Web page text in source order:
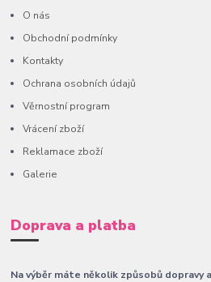
O nás
Obchodní podmínky
Kontakty
Ochrana osobních údajů
Věrnostní program
Vrácení zboží
Reklamace zboží
Galerie
Doprava a platba
Na výběr máte několik způsobů dopravy